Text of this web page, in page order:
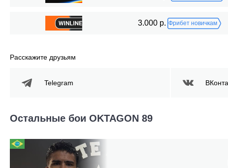
3.000 р. Фрибет новичкам
Расскажите друзьям
Telegram
Остальные бои OKTAGON 89